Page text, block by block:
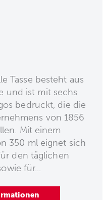
Tasse besteht aus
und ist mit sechs
bedruckt, die die
von 1856
Mit einem
350 ml eignet sich
den täglichen
für...